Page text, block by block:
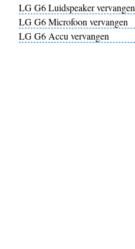
LG G6 Luidspeaker vervangen
LG G6 Microfoon vervangen
LG G6 Accu vervangen